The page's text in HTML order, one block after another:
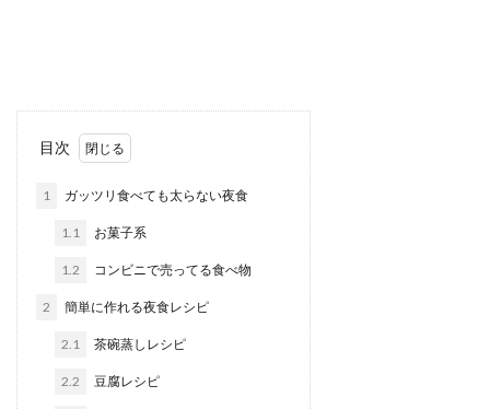
目次
1 ガッツリ食べても太らない夜食
1.1 お菓子系
1.2 コンビニで売ってる食べ物
2 簡単に作れる夜食レシピ
2.1 茶碗蒸しレシピ
2.2 豆腐レシピ